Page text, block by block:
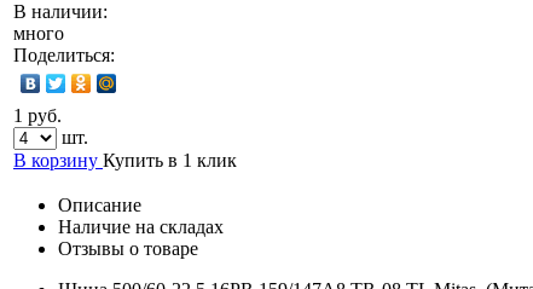
В наличии:
много
Поделиться:
1 руб.
шт.
В корзину Купить в 1 клик
Описание
Наличие на складах
Отзывы о товаре